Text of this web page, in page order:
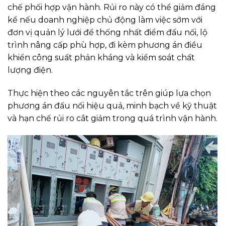
chế phối hợp vận hành. Rủi ro này có thể giảm đáng
kể nếu doanh nghiệp chủ động làm việc sớm với
đơn vị quản lý lưới để thống nhất điểm đấu nối, lộ
trình nâng cấp phù hợp, đi kèm phương án điều
khiển công suất phản kháng và kiểm soát chất
lượng điện.
Thực hiện theo các nguyên tắc trên giúp lựa chọn
phương án đấu nối hiệu quả, minh bạch về kỹ thuật
và hạn chế rủi ro cắt giảm trong quá trình vận hành.